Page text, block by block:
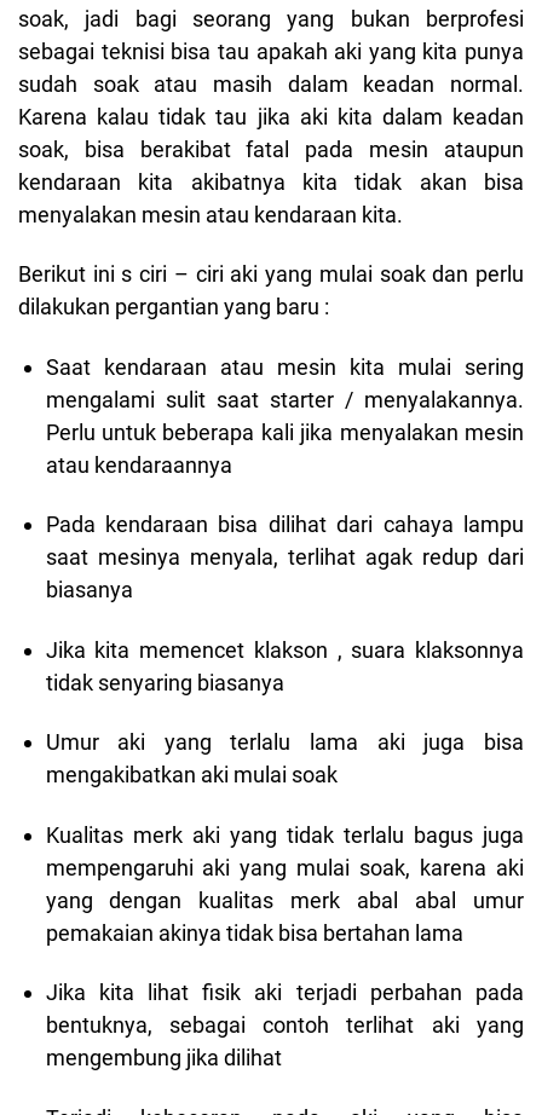
soak, jadi bagi seorang yang bukan berprofesi
sebagai teknisi bisa tau apakah aki yang kita punya
sudah soak atau masih dalam keadan normal.
Karena kalau tidak tau jika aki kita dalam keadan
soak, bisa berakibat fatal pada mesin ataupun
kendaraan kita akibatnya kita tidak akan bisa
menyalakan mesin atau kendaraan kita.
Berikut ini s ciri – ciri aki yang mulai soak dan perlu
dilakukan pergantian yang baru :
Saat kendaraan atau mesin kita mulai sering
mengalami sulit saat starter / menyalakannya.
Perlu untuk beberapa kali jika menyalakan mesin
atau kendaraannya
Pada kendaraan bisa dilihat dari cahaya lampu
saat mesinya menyala, terlihat agak redup dari
biasanya
Jika kita memencet klakson , suara klaksonnya
tidak senyaring biasanya
Umur aki yang terlalu lama aki juga bisa
mengakibatkan aki mulai soak
Kualitas merk aki yang tidak terlalu bagus juga
mempengaruhi aki yang mulai soak, karena aki
yang dengan kualitas merk abal abal umur
pemakaian akinya tidak bisa bertahan lama
Jika kita lihat fisik aki terjadi perbahan pada
bentuknya, sebagai contoh terlihat aki yang
mengembung jika dilihat